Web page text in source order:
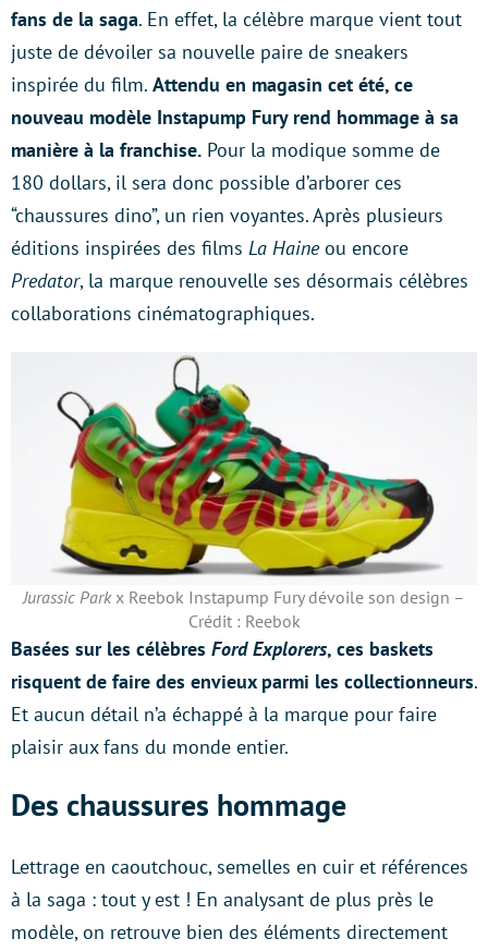
fans de la saga. En effet, la célèbre marque vient tout
juste de dévoiler sa nouvelle paire de sneakers
inspirée du film. Attendu en magasin cet été, ce
nouveau modèle Instapump Fury rend hommage à sa
manière à la franchise. Pour la modique somme de
180 dollars, il sera donc possible d’arborer ces
“chaussures dino”, un rien voyantes. Après plusieurs
éditions inspirées des films La Haineou encore
Predator, la marque renouvelle ses désormais célèbres
collaborations cinématographiques.
Jurassic Parkx Reebok Instapump Fury dévoile son design –
Crédit : Reebok
Basées sur les célèbres Ford Explorers, ces baskets
risquent de faire des envieux parmi les collectionneurs.
Et aucun détail n’a échappé à la marque pour faire
plaisir aux fans du monde entier.
Des chaussures hommage
Lettrage en caoutchouc, semelles en cuir et références
à la saga : tout y est ! En analysant de plus près le
modèle, on retrouve bien des éléments directement